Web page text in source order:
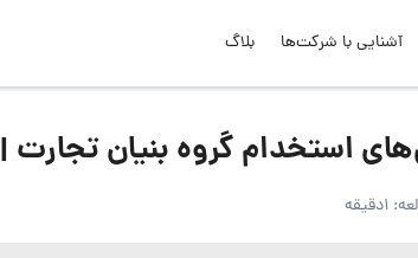
آشنایی با شرکت‌ها بلاگ
گروه بنیان تجارت | ۱۷ تیر ۱۴۰۵